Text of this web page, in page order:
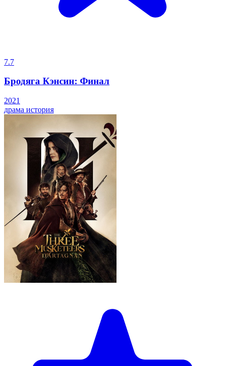
7.7
Бродяга Кэнсин: Финал
2021
драма история